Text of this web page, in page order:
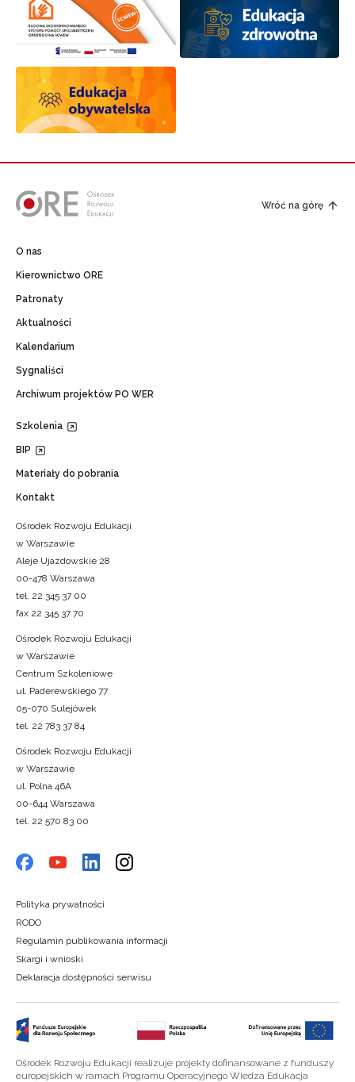
Wróć na górę
O nas
Kierownictwo ORE
Patronaty
Aktualności
Kalendarium
Sygnaliści
Archiwum projektów PO WER
Szkolenia
BIP
Materiały do pobrania
Kontakt
Ośrodek Rozwoju Edukacji
w Warszawie
Aleje Ujazdowskie 28
00-478 Warszawa
tel. 22 345 37 00
fax 22 345 37 70
Ośrodek Rozwoju Edukacji
w Warszawie
Centrum Szkoleniowe
ul. Paderewskiego 77
05-070 Sulejówek
tel. 22 783 37 84
Ośrodek Rozwoju Edukacji
w Warszawie
ul. Polna 46A
00-644 Warszawa
tel. 22 570 83 00
Polityka prywatności
RODO
Regulamin publikowania informacji
Skargi i wnioski
Deklaracja dostępności serwisu
Ośrodek Rozwoju Edukacji realizuje projekty dofinansowane z funduszy
europejskich w ramach Programu Operacyjnego Wiedza Edukacja